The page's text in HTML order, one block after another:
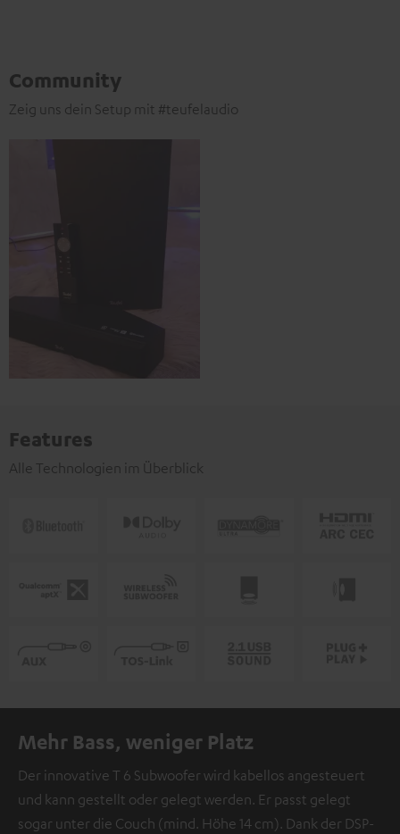
Community
Zeig uns dein Setup mit #teufelaudio
Features
Alle Technologien im Überblick
Mehr Bass, weniger Platz
Der innovative T 6 Subwoofer wird kabellos angesteuert
und kann gestellt oder gelegt werden. Er passt gelegt
sogar unter die Couch (mind. Höhe 14 cm). Dank der DSP-